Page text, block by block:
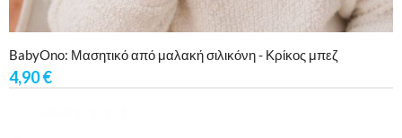
BabyOno: Μασητικό από μαλακή σιλικόνη - Κρίκος μπεζ
4,90€